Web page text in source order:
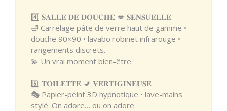
4️⃣ 𝐒𝐀𝐋𝐋𝐄 𝐃𝐄 𝐃𝐎𝐔𝐂𝐇𝐄 💋 𝐒𝐄𝐍𝐒𝐔𝐄𝐋𝐋𝐄
🛁 Carrelage pâte de verre haut de gamme •
douche 90×90 • lavabo robinet infrarouge •
rangements discrets.
💫 Un vrai moment bien-être.
5️⃣ 𝐓𝐎𝐈𝐋𝐄𝐓𝐓𝐄 🚽 𝐕𝐄𝐑𝐓𝐈𝐆𝐈𝐍𝐄𝐔𝐒𝐄
🎭 Papier-peint 3D hypnotique • lave-mains
stylé. On adore… ou on adore.